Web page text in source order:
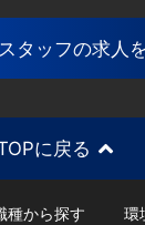
タッフの求人
に戻る
種から探す
環